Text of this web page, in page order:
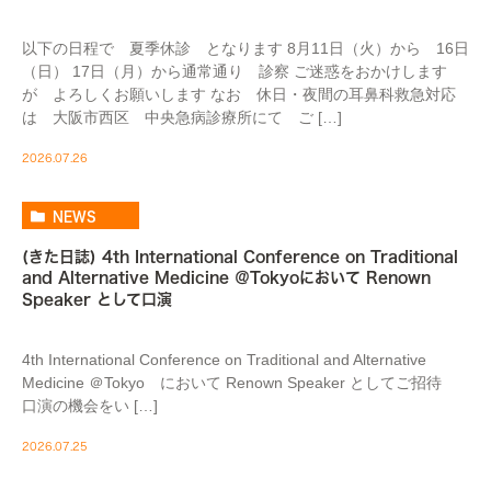
以下の日程で 夏季休診 となります 8月11日（火）から 16日
（日） 17日（月）から通常通り 診察 ご迷惑をおかけします
が よろしくお願いします なお 休日・夜間の耳鼻科救急対応
は 大阪市西区 中央急病診療所にて ご […]
2026.07.26
NEWS
(きた日誌) 4th International Conference on Traditional
and Alternative Medicine ＠Tokyoにおいて Renown
Speaker として口演
4th International Conference on Traditional and Alternative
Medicine ＠Tokyo において Renown Speaker としてご招待
口演の機会をい […]
2026.07.25